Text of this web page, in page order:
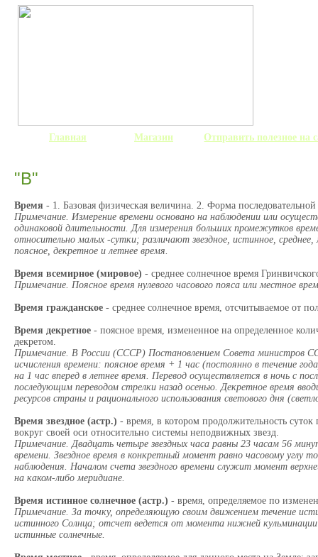
Главная Магазин Отправить полезное на
"В"
Время - 1. Базовая физическая величина. 2. Форма
Примечание. Измерение времени основано на наблюдении или
одинаковой длительности. Для измерения больших промежутков
относительно малых -сутки; различают звездное, истинное,
поясное, декретное и летнее время.
Время всемирное (мировое) - среднее солнечное время
Примечание. Поясное время нулевого часового пояса или местное
Время гражданское - среднее солнечное время, отсчитываемое от
Время декретное - поясное время, измененное на определенное
декретом.
Примечание. В России (СССР) Постановлением Совета министров
исчисления времени: поясное время + 1 час (постоянно в течение
на 1 час вперед в летнее время. Перевод осуществляется в ночь с
последующим переводом стрелки назад осенью. Декретное время
ресурсов страны и рационального использования светового дня
Время звездное (астр.) - время, в котором продолжительность
вокруг своей оси относительно системы неподвижных звезд.
Примечание. Двадцать четыре звездных часа равны 23 часам 56
времени. Звездное время в конкретный момент равно часовому углу
наблюдения. Началом счета звездного времени служит момент
на каком-либо меридиане.
Время истинное солнечное (астр.) - время, определяемое по
Примечание. За точку, определяющую своим движением течение
истинного Солнца; отсчет ведется от момента нижней
истинные солнечные.